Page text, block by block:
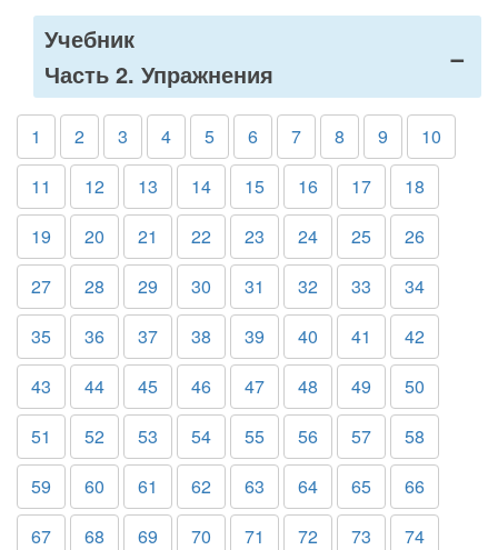
Учебник
Часть 2. Упражнения
1 2 3 4 5 6 7 8 9
10
11
12 13 14 15 16 17
18
19
20 21 22 23 24 25
26
27
28 29 30 31 32 33
34
35
36 37 38 39 40 41
42
43
44 45 46 47 48 49
50
51
52 53 54 55 56 57
58
59
60 61 62 63 64 65
66
67
68 69 70 71 72 73
74